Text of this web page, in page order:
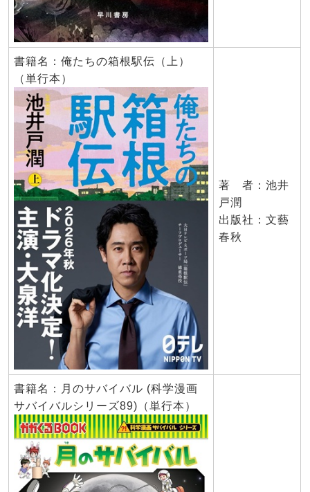
書籍名：俺たちの箱根駅伝（上）
（単行本）
著 者：池井
戸潤
出版社：文藝
春秋
書籍名：月のサバイバル (科学漫画
サバイバルシリーズ89)（単行本）